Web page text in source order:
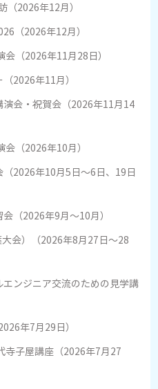
（2026年12月）
（2026年12月）
（2026年11月28日）
2026年11月）
演会・祝賀会（2026年11月14
（2026年10月）
2026年10月5日～6日、19日
（2026年9月～10月）
会）（2026年8月27日～28
ンジニア交流のための見学講
年7月29日）
寺子屋講座（2026年7月27